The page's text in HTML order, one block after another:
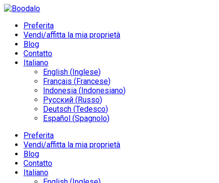
Preferita
Vendi/affitta la mia proprietà
Blog
Contatto
Italiano
English (Inglese)
Français (Francese)
Indonesia (Indonesiano)
Русский (Russo)
Deutsch (Tedesco)
Español (Spagnolo)
Preferita
Vendi/affitta la mia proprietà
Blog
Contatto
Italiano